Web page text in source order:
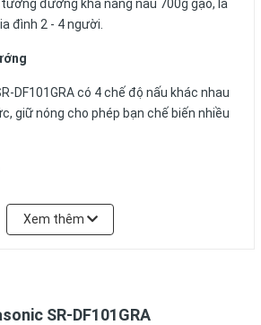
đương khả năng nấu 700g gạo, là
đình 2 - 4 người.
DF101GRA có 4 chế độ nấu khác nhau
giữ nóng cho phép bạn chế biến nhiều
chống dính dày 1,5mm cho sức nóng
nấu chín cơm nhanh và giúp bạn dễ
có thể được giữ ấm trong nồi đến
Xem thêm
SR-DF101GRA